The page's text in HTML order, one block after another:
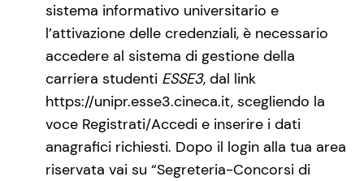
sistema informativo universitario e
l’attivazione delle credenziali, è necessario
accedere al sistema di gestione della
carriera studenti ESSE3, dal link
https://unipr.esse3.cineca.it, scegliendo la
voce Registrati/Accedi e inserire i dati
anagrafici richiesti. Dopo il login alla tua area
riservata vai su “Segreteria-Concorsi di